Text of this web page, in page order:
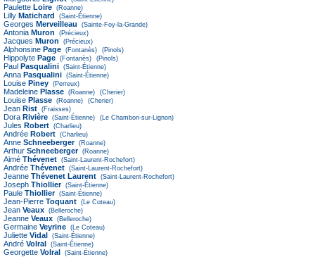
Paulette Loire (Roanne)
Lilly Matichard (Saint-Étienne)
Georges Merveilleau (Sainte-Foy-la-Grande)
Antonia Muron (Précieux)
Jacques Muron (Précieux)
Alphonsine Page (Fontanès) (Pinols)
Hippolyte Page (Fontanès) (Pinols)
Paul Pasqualini (Saint-Étienne)
Anna Pasqualini (Saint-Étienne)
Louise Piney (Perreux)
Madeleine Plasse (Roanne) (Cherier)
Louise Plasse (Roanne) (Cherier)
Jean Rist (Fraisses)
Dora Rivière (Saint-Étienne) (Le Chambon-sur-Lignon)
Jules Robert (Charlieu)
Andrée Robert (Charlieu)
Anne Schneeberger (Roanne)
Arthur Schneeberger (Roanne)
Aimé Thévenet (Saint-Laurent-Rochefort)
Andrée Thévenet (Saint-Laurent-Rochefort)
Jeanne Thévenet Laurent (Saint-Laurent-Rochefort)
Joseph Thiollier (Saint-Étienne)
Paule Thiollier (Saint-Étienne)
Jean-Pierre Toquant (Le Coteau)
Jean Veaux (Belleroche)
Jeanne Veaux (Belleroche)
Germaine Veyrine (Le Coteau)
Juliette Vidal (Saint-Étienne)
André Volral (Saint-Étienne)
Georgette Volral (Saint-Étienne)